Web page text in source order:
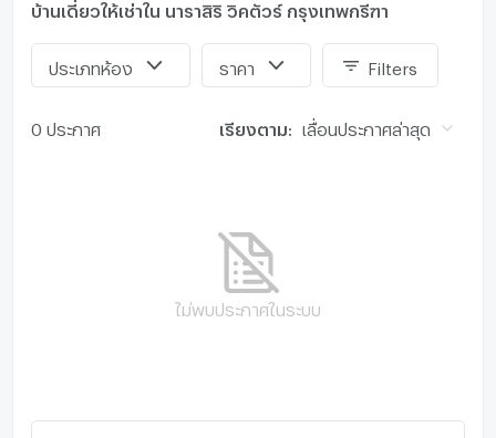
มอเตอร์เวย์ กรุงเทพ-ชลบุรี
รถไฟฟ้าสายสีเหลือง
รถไฟฟ้าสายสีส้ม
ใกล้แหล่งอำนวยความสะดวก
ร.พ.เปาโลLittle Walk กรุงเทพกรีฑา
Makro ลาดพร้าว
บ้านเดี่ยวให้เช่าใน นาราสิริ วิคตัวร์ กรุงเทพกรีฑา
ประเภทห้อง ราคา Filters
0 ประกาศ เรียงตาม: เลื่อนประกาศล่าสุด
ไม่พบประกาศในระบบ